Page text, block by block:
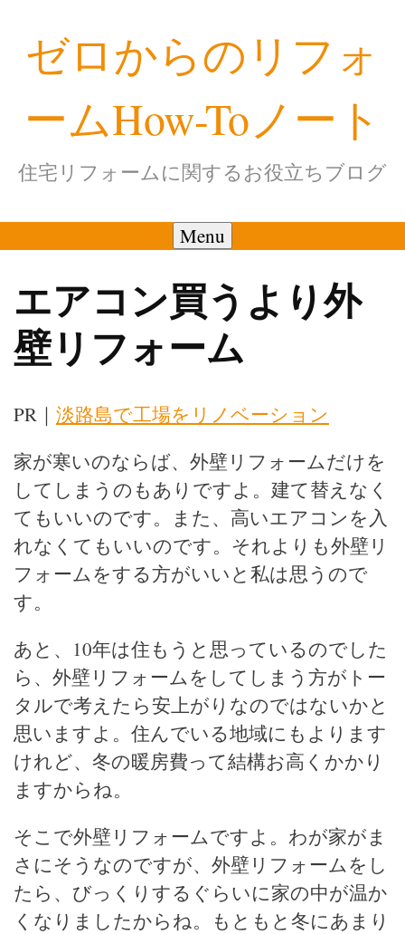
Skip
toゼロからのリフォ
ームHow-Toノート
住宅リフォームに関するお役立ちブログ
Menu
エアコン買うより外
壁リフォーム
PR｜ 淡路島で工場をリノベーション
家が寒いのならば、外壁リフォームだけを
してしまうのもありですよ。建て替えなく
てもいいのです。また、高いエアコンを入
れなくてもいいのです。それよりも外壁リ
フォームをする方がいいと私は思うので
す。
あと、10年は住もうと思っているのでした
ら、外壁リフォームをしてしまう方がトー
タルで考えたら安上がりなのではないかと
思いますよ。住んでいる地域にもよります
けれど、冬の暖房費って結構お高くかかり
ますからね。
そこで外壁リフォームですよ。わが家がま
さにそうなのですが、外壁リフォームをし
たら、びっくりするぐらいに家の中が温か
くなりましたからね。もともと冬にあまり